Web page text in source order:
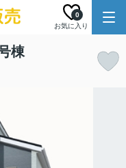
お気に入り
0
棟